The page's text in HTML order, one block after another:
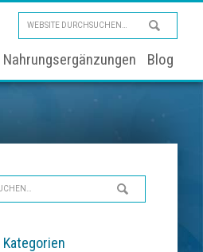
Website
durchsuchen…
Nahrungsergänzungen Blog
Kategorien